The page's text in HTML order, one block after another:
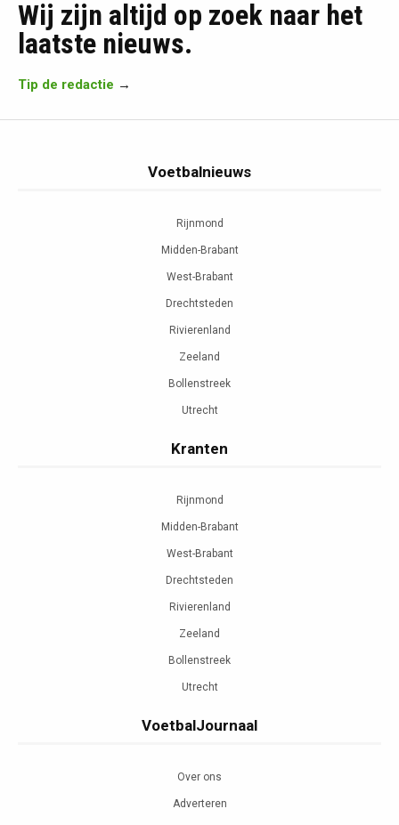
Wij zijn altijd op zoek naar het
laatste nieuws.
Tip de redactie →
Voetbalnieuws
Rijnmond
Midden-Brabant
West-Brabant
Drechtsteden
Rivierenland
Zeeland
Bollenstreek
Utrecht
Kranten
Rijnmond
Midden-Brabant
West-Brabant
Drechtsteden
Rivierenland
Zeeland
Bollenstreek
Utrecht
VoetbalJournaal
Over ons
Adverteren